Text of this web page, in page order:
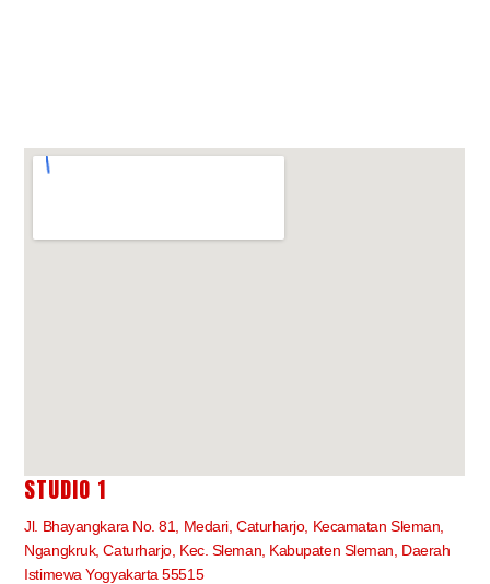
STUDIO 1
Jl. Bhayangkara No. 81, Medari, Caturharjo, Kecamatan Sleman,
Ngangkruk, Caturharjo, Kec. Sleman, Kabupaten Sleman, Daerah
Istimewa Yogyakarta 55515